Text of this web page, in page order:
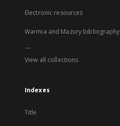
Electronic resources
Warmia and Mazury bibliography
...
View all collections
Indexes
Title